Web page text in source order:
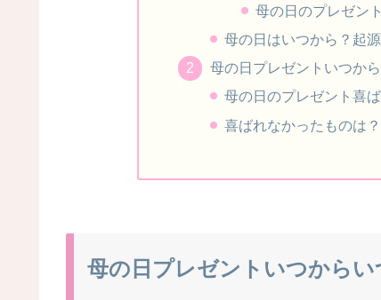
母の日のプレゼン
母の日はいつから？起源
母の日プレゼントいつか
母の日のプレゼント喜
喜ばれなかったものは？
母の日プレゼントいつから